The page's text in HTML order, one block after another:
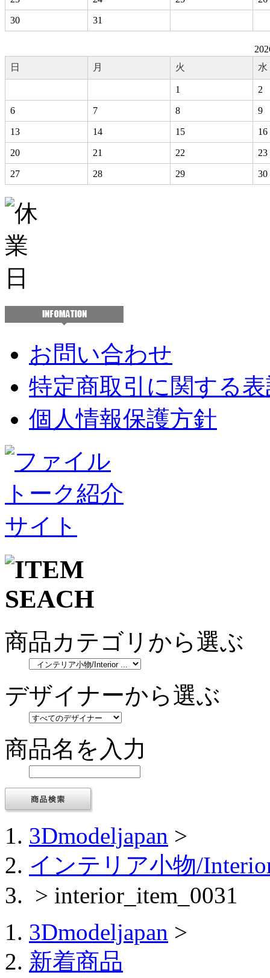
30 31
日
月 火 水
1 2
6 7 8 9
13 14 15 16
20 21 22 23
27 28 29 30
お問い合わせ
特定商取引に関する
個人情報保護方針
商品カテゴリから選ぶ
デザイナーから選ぶ
商品名を入力
3Dmodeljapan >
インテリア小物/
> interior_item_0031
3Dmodeljapan >
新着商品